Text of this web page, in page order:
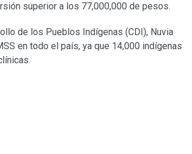
superior a los 77,000,000 de pesos.
de los Pueblos Indígenas (CDI), Nuvia
en todo el país, ya que 14,000 indígenas